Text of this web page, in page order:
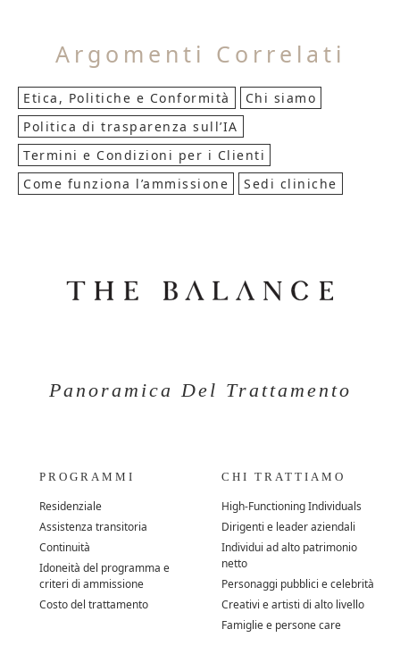
Argomenti Correlati
Etica, Politiche e Conformità
Chi siamo
Politica di trasparenza sull’IA
Termini e Condizioni per i Clienti
Come funziona l’ammissione
Sedi cliniche
Panoramica Del Trattamento
PROGRAMMI
Residenziale
Assistenza transitoria
Continuità
Idoneità del programma e
criteri di ammissione
Costo del trattamento
CHI TRATTIAMO
High-Functioning Individuals
Dirigenti e leader aziendali
Individui ad alto patrimonio
netto
Personaggi pubblici e celebrità
Creativi e artisti di alto livello
Famiglie e persone care